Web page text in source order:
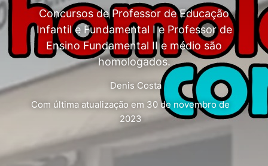
Concursos de Professor de Educação
Infantil e Fundamental I e Professor de
Ensino Fundamental II e médio são
homologados.
Denis Costa
Com última atualização em 30 de novembro de
2023